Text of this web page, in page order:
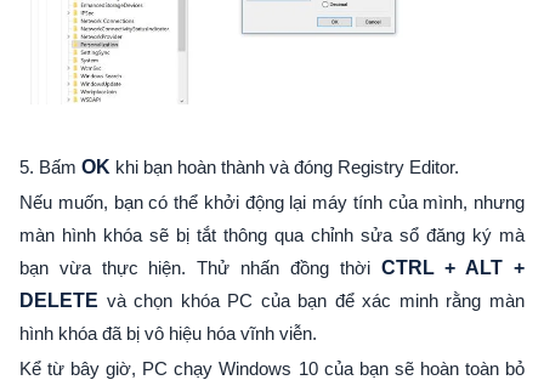
5. Bấm OK khi bạn hoàn thành và đóng Registry Editor.
Nếu muốn, bạn có thể khởi động lại máy tính của mình, nhưng
màn hình khóa sẽ bị tắt thông qua chỉnh sửa sổ đăng ký mà
bạn vừa thực hiện. Thử nhấn đồng thời CTRL + ALT +
DELETE và chọn khóa PC của bạn để xác minh rằng màn
hình khóa đã bị vô hiệu hóa vĩnh viễn.
Kể từ bây giờ, PC chạy Windows 10 của bạn sẽ hoàn toàn bỏ